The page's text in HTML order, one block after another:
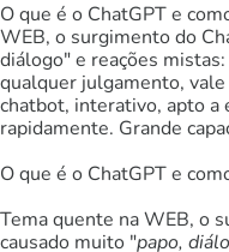
O que é o ChatGPT e
WEB, o surgimento do
diálogo" e reações
qualquer julgamento,
chatbot, interativo, apto
rapidamente. Grande
O que é o ChatGPT e
Tema quente na WEB, o
causado muito "papo,